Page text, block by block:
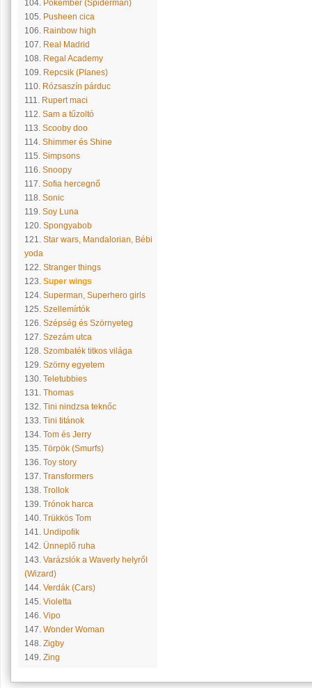
104. Pókember (Spiderman)
105. Pusheen cica
106. Rainbow high
107. Real Madrid
108. Regal Academy
109. Repcsik (Planes)
110. Rózsaszín párduc
111. Rupert maci
112. Sam a tűzoltó
113. Scooby doo
114. Shimmer és Shine
115. Simpsons
116. Snoopy
117. Sofia hercegnő
118. Sonic
119. Soy Luna
120. Spongyabob
121. Star wars, Mandalorian, Bébi
yoda
122. Stranger things
123. Super wings
124. Superman, Superhero girls
125. Szellemírtók
126. Szépség és Szörnyeteg
127. Szezám utca
128. Szombaték titkos világa
129. Szörny egyetem
130. Teletubbies
131. Thomas
132. Tini nindzsa teknőc
133. Tini titánok
134. Tom és Jerry
135. Törpök (Smurfs)
136. Toy story
137. Transformers
138. Trollok
139. Trónok harca
140. Trükkös Tom
141. Undipofik
142. Ünneplő ruha
143. Varázslók a Waverly helyről
(Wizard)
144. Verdák (Cars)
145. Violetta
146. Vipo
147. Wonder Woman
148. Zigby
149. Zing